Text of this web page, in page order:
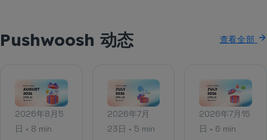
Pushwoosh 动态 查看全部
2026年8月5
日 • 8 min
2026年7月
23日 • 5 min
2026年7月15
日 • 6 min